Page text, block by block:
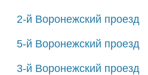
2-й Воронежский проезд
5-й Воронежский проезд
3-й Воронежский проезд